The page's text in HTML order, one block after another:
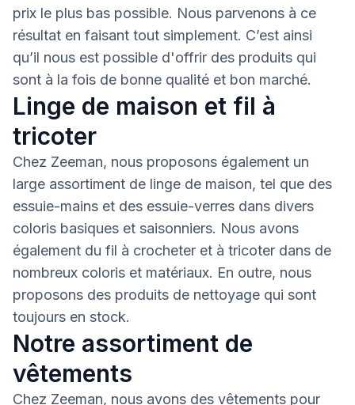
prix le plus bas possible. Nous parvenons à ce
résultat en faisant tout simplement. C’est ainsi
qu’il nous est possible d'offrir des produits qui
sont à la fois de bonne qualité et bon marché.
Linge de maison et fil à
tricoter
Chez Zeeman, nous proposons également un
large assortiment de linge de maison, tel que des
essuie-mains et des essuie-verres dans divers
coloris basiques et saisonniers. Nous avons
également du fil à crocheter et à tricoter dans de
nombreux coloris et matériaux. En outre, nous
proposons des produits de nettoyage qui sont
toujours en stock.
Notre assortiment de
vêtements
Chez Zeeman, nous avons des vêtements pour